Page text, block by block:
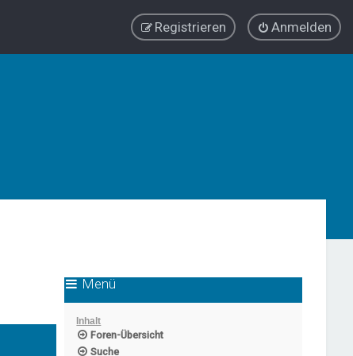
Anmelden
Registrieren
Menü
Inhalt
Foren-Übersicht
Suche